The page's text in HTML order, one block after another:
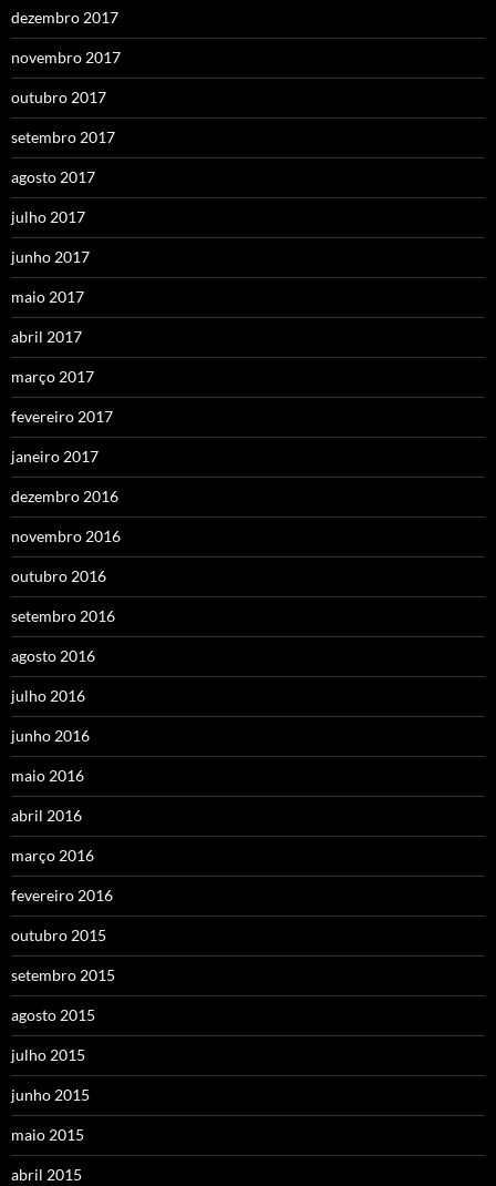
dezembro 2017
novembro 2017
outubro 2017
setembro 2017
agosto 2017
julho 2017
junho 2017
maio 2017
abril 2017
março 2017
fevereiro 2017
janeiro 2017
dezembro 2016
novembro 2016
outubro 2016
setembro 2016
agosto 2016
julho 2016
junho 2016
maio 2016
abril 2016
março 2016
fevereiro 2016
outubro 2015
setembro 2015
agosto 2015
julho 2015
junho 2015
maio 2015
abril 2015